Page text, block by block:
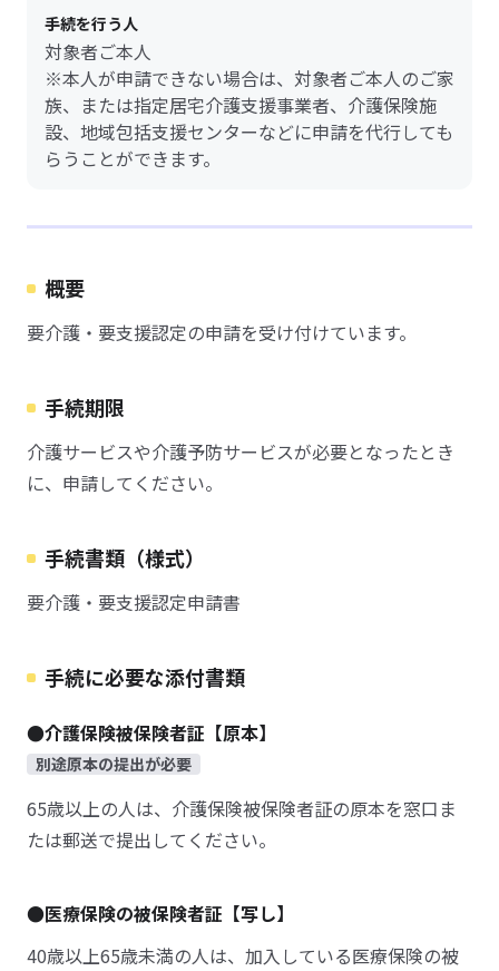
手続を行う人
対象者ご本人
※本人が申請できない場合は、対象者ご本人のご家
族、または指定居宅介護支援事業者、介護保険施
設、地域包括支援センターなどに申請を代行しても
らうことができます。
概要
要介護・要支援認定の申請を受け付けています。
手続期限
介護サービスや介護予防サービスが必要となったとき
に、申請してください。
手続書類（様式）
要介護・要支援認定申請書
手続に必要な添付書類
●介護保険被保険者証【原本】
別途原本の提出が必要
65歳以上の人は、介護保険被保険者証の原本を窓口ま
たは郵送で提出してください。
●医療保険の被保険者証【写し】
40歳以上65歳未満の人は、加入している医療保険の被